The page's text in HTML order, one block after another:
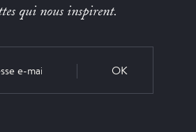
qui nous inspirent.
OK